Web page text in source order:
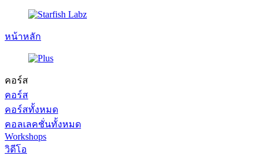
หน้าหลัก
คอร์ส
คอร์ส
คอร์สทั้งหมด
คอลเลคชั่นทั้งหมด
Workshops
วิดีโอ